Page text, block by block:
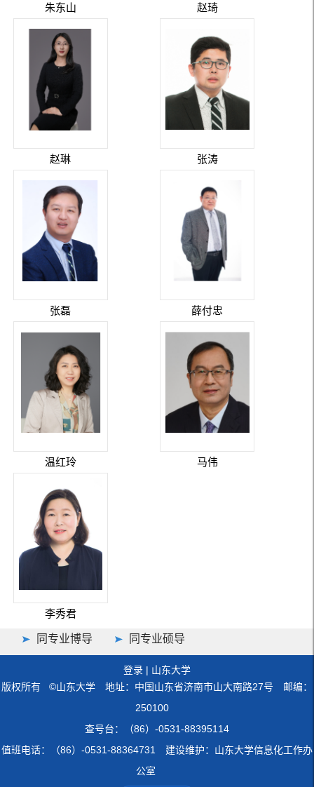
朱东山 赵琦
赵琳 张涛
张磊 薛付忠
温红玲 马伟
李秀君
同专业博导 同专业硕导
登录 | 山东大学
版权所有 ©山东大学 地址：中国山东省济南市山大南路27号 邮编：
250100
查号台：（86）-0531-88395114
值班电话：（86）-0531-88364731 建设维护：山东大学信息化工作办
公室